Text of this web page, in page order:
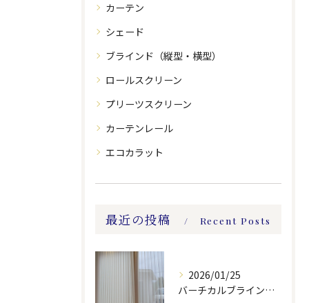
カーテン
シェード
ブラインド（縦型・横型）
ロールスクリーン
プリーツスクリーン
カーテンレール
エコカラット
最近の投稿 Recent Posts
2026/01/25
バーチカルブラインドのレース付きツーウェイスタイル